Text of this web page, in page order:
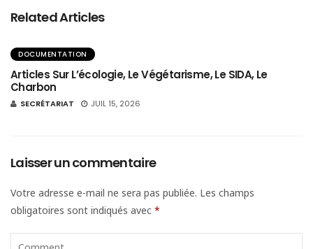
Related Articles
DOCUMENTATION
Articles Sur L’écologie, Le Végétarisme, Le SIDA, Le
Charbon
SECRÉTARIAT JUIL 15, 2026
Laisser un commentaire
Votre adresse e-mail ne sera pas publiée. Les champs
obligatoires sont indiqués avec *